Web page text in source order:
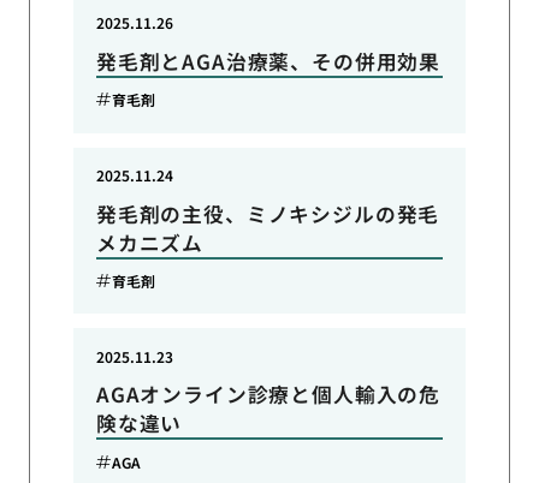
発毛剤とAGA治療薬、その併用効果
2025.11.26
育毛剤
発毛剤の主役、ミノキシジルの発毛
メカニズム
2025.11.24
育毛剤
AGAオンライン診療と個人輸入の危
険な違い
2025.11.23
AGA